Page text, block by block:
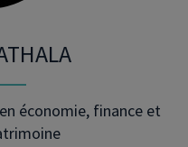
économie, finance et